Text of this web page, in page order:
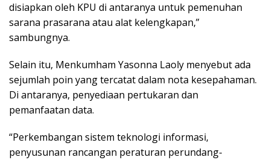
disiapkan oleh KPU di antaranya untuk pemenuhan
sarana prasarana atau alat kelengkapan,”
sambungnya.
Selain itu, Menkumham Yasonna Laoly menyebut ada
sejumlah poin yang tercatat dalam nota kesepahaman.
Di antaranya, penyediaan pertukaran dan
pemanfaatan data.
“Perkembangan sistem teknologi informasi,
penyusunan rancangan peraturan perundang-